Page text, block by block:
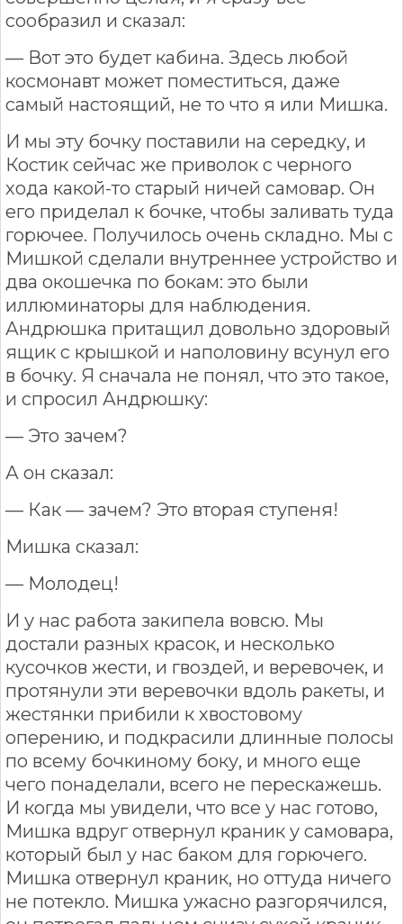
сообразил и сказал:
— Вот это будет кабина. Здесь любой
космонавт может поместиться, даже
самый настоящий, не то что я или Мишка.
И мы эту бочку поставили на середку, и
Костик сейчас же приволок с черного
хода какой-то старый ничей самовар. Он
его приделал к бочке, чтобы заливать туда
горючее. Получилось очень складно. Мы с
Мишкой сделали внутреннее устройство и
два окошечка по бокам: это были
иллюминаторы для наблюдения.
Андрюшка притащил довольно здоровый
ящик с крышкой и наполовину всунул его
в бочку. Я сначала не понял, что это такое,
и спросил Андрюшку:
— Это зачем?
А он сказал:
— Как — зачем? Это вторая ступеня!
Мишка сказал:
— Молодец!
И у нас работа закипела вовсю. Мы
достали разных красок, и несколько
кусочков жести, и гвоздей, и веревочек, и
протянули эти веревочки вдоль ракеты, и
жестянки прибили к хвостовому
оперению, и подкрасили длинные полосы
по всему бочкиному боку, и много еще
чего понаделали, всего не перескажешь.
И когда мы увидели, что все у нас готово,
Мишка вдруг отвернул краник у самовара,
который был у нас баком для горючего.
Мишка отвернул краник, но оттуда ничего
не потекло. Мишка ужасно разгорячился,